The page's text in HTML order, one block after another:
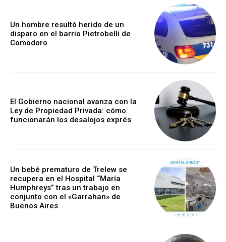
Un hombre resultó herido de un
disparo en el barrio Pietrobelli de
Comodoro
El Gobierno nacional avanza con la
Ley de Propiedad Privada: cómo
funcionarán los desalojos exprés
Un bebé prematuro de Trelew se
recupera en el Hospital “María
Humphreys” tras un trabajo en
conjunto con el «Garrahan» de
Buenos Aires